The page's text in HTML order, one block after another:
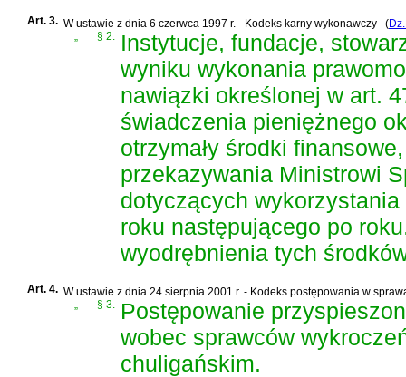
Art. 3. Wustawie z dnia 6 czerwca 1997 r. - Kodeks karny wykonawczy (
§ 2.
Instytucje, fundacje,
wyniku wykonania
nawiązki określonej w art.
świadczenia pieniężnego
otrzymały środki
przekazywania Ministrowi
dotyczących
roku następującego po
wyodrębnienia tych
Art. 4. Wustawie z dnia 24 sierpnia 2001 r. - Kodeks postępowania w
§ 3.
Postępowanie
wobec sprawców
chuligańskim.